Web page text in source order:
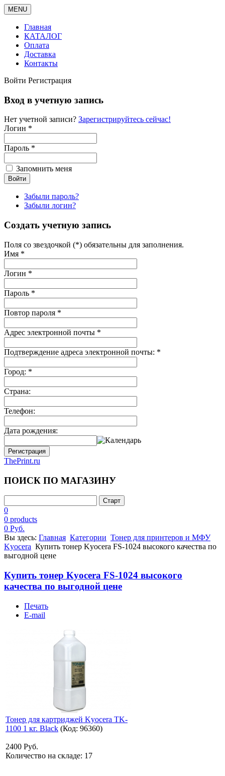
MENU
Главная
КАТАЛОГ
Оплата
Доставка
Контакты
Войти Регистрация
Вход в учетную запись
Нет учетной записи? Зарегистрируйтесь сейчас!
Логин *
Пароль *
Запомнить меня
Забыли пароль?
Забыли логин?
Создать учетную запись
Поля со звездочкой (*) обязательны для заполнения.
Имя *
Логин *
Пароль *
Повтор пароля *
Адрес электронной почты *
Подтверждение адреса электронной почты: *
Город: *
Страна:
Телефон:
Дата рождения:
Регистрация
ThePrint.ru
ПОИСК ПО МАГАЗИНУ
0
0 products
0 Руб.
Вы здесь: Главная Категории Тонер для принтеров и МФУ
Kyocera Купить тонер Kyocera FS-1024 высокого качества по
выгодной цене
Купить тонер Kyocera FS-1024 высокого
качества по выгодной цене
Печать
E-mail
Тонер для картриджей Kyocera TK-
1100 1 кг. Black (Код: 96360)
2400 Руб.
Количество на складе: 17